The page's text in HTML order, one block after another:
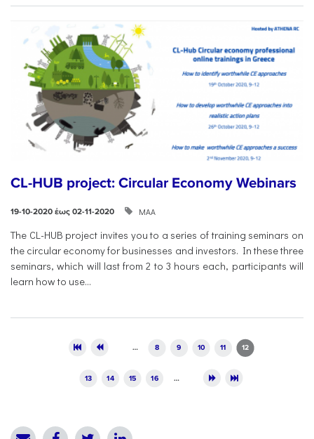
CL-HUB project: Circular Economy Webinars
19-10-2020 έως 02-11-2020 ΜΑΑ
The CL-HUB project invites you to a series of training seminars on
the circular economy for businesses and investors. In these three
seminars, which will last from 2 to 3 hours each, participants will
learn how to use...
… 8 9 10 11 12
13 14 15 16 …